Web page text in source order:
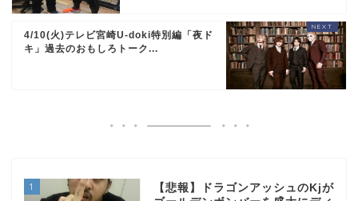
4/10(火)テレビ宮崎U-doki特別編「夜ド
キ」過去のおもしろトーク...
1
【悲報】ドラゴンアッシュのKjが